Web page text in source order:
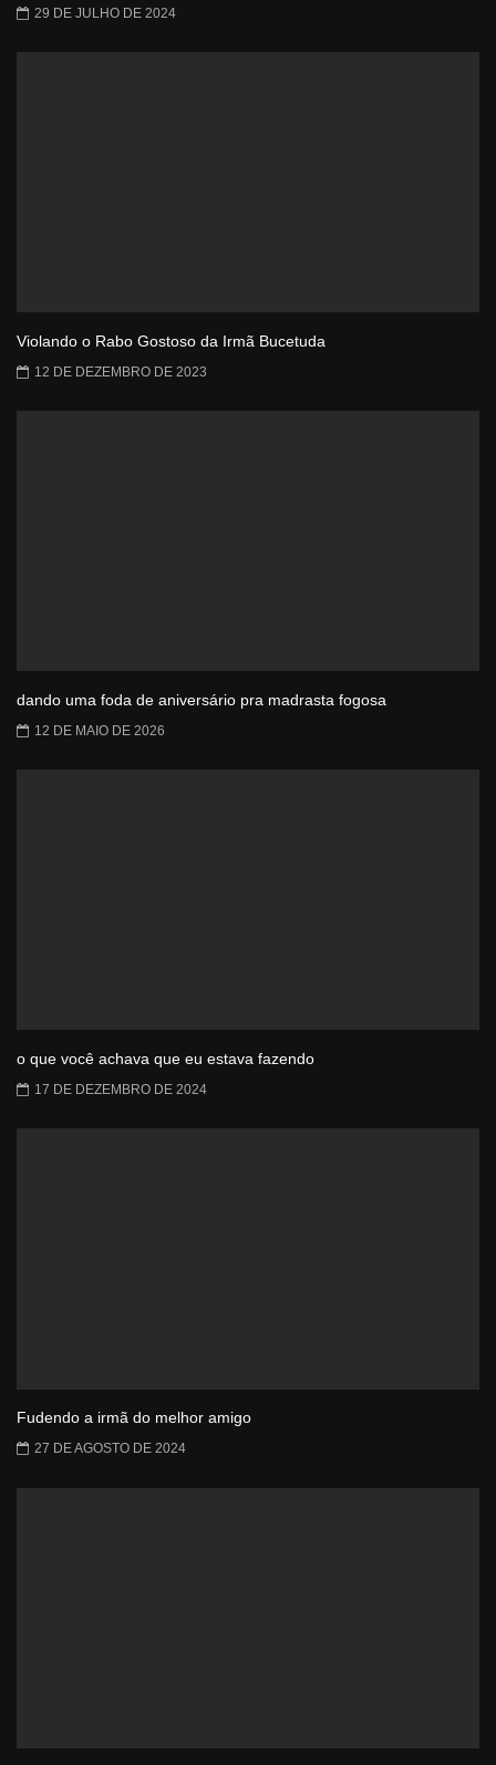
29 DE JULHO DE 2024
Violando o Rabo Gostoso da Irmã Bucetuda
12 DE DEZEMBRO DE 2023
dando uma foda de aniversário pra madrasta fogosa
12 DE MAIO DE 2026
o que você achava que eu estava fazendo
17 DE DEZEMBRO DE 2024
Fudendo a irmã do melhor amigo
27 DE AGOSTO DE 2024